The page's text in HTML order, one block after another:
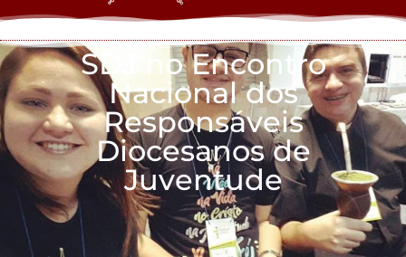
SDJ no Encontro
Nacional dos
Responsáveis
Diocesanos de
Juventude